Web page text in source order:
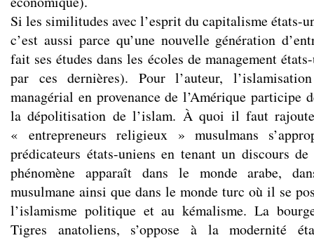
Si les similitudes avec l’esprit du capitalisme états-
c’est aussi parce qu’une nouvelle génération
fait ses études dans les écoles de management
par ces dernières). Pour l’auteur,
managérial en provenance de l’Amérique participe
la dépolitisation de l’islam. À quoi il faut
« entrepreneurs religieux » musulmans
prédicateurs états-uniens en tenant un discours
phénomène apparaît dans le monde arabe,
musulmane ainsi que dans le monde turc où il se
l’islamisme politique et au kémalisme. La
Tigres anatoliens, s’oppose à la modernité